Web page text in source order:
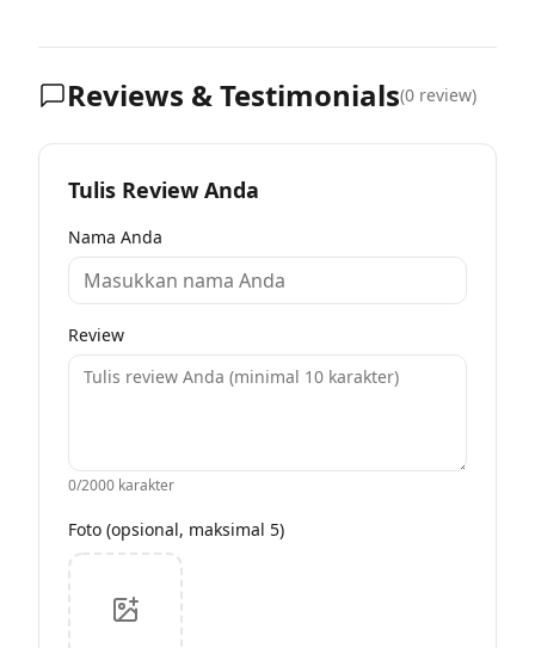
Reviews & Testimonials(0 review)
Tulis Review Anda
Nama Anda
Review
0/2000 karakter
Foto (opsional, maksimal 5)